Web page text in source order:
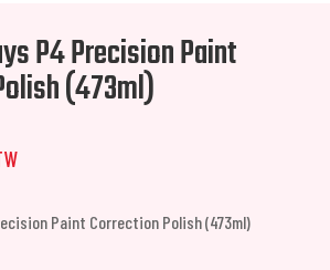
P4 Precision Paint
(473ml)
Paint Correction Polish (473ml)